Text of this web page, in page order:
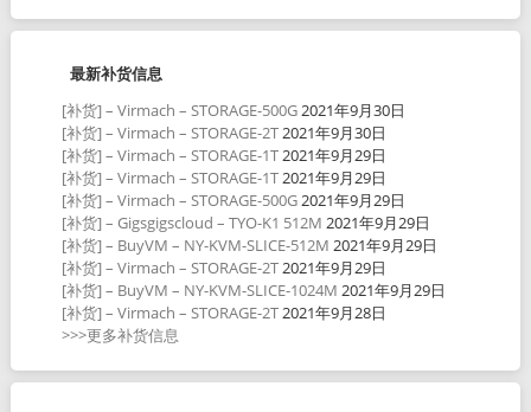
最新补货信息
[补货] – Virmach – STORAGE-500G2021年9月30日
[补货] – Virmach – STORAGE-2T2021年9月30日
[补货] – Virmach – STORAGE-1T2021年9月29日
[补货] – Virmach – STORAGE-1T2021年9月29日
[补货] – Virmach – STORAGE-500G2021年9月29日
[补货] – Gigsgigscloud – TYO-K1 512M 2021年9月29日
[补货] – BuyVM – NY-KVM-SLICE-512M 2021年9月29日
[补货] – Virmach – STORAGE-2T2021年9月29日
[补货] – BuyVM – NY-KVM-SLICE-1024M 2021年9月29日
[补货] – Virmach – STORAGE-2T2021年9月28日
>>>更多补货信息